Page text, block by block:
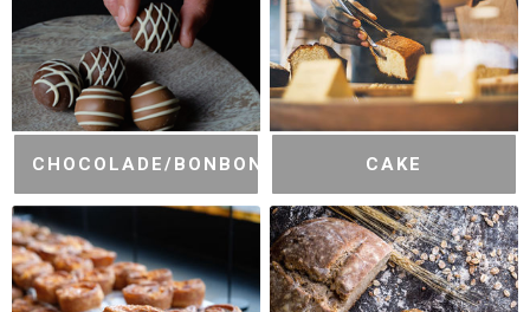
CHOCOLADE/BONBONS CAKE